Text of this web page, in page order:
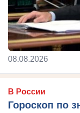
08.08.2026
В России
Гороскоп по